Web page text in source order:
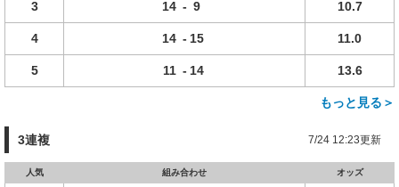
3 14 - 9 10.7
4 14 - 15 11.0
5 11 - 14 13.6
もっと見る＞
3連複 7/24 12:23更新
人気 組み合わせ オッズ